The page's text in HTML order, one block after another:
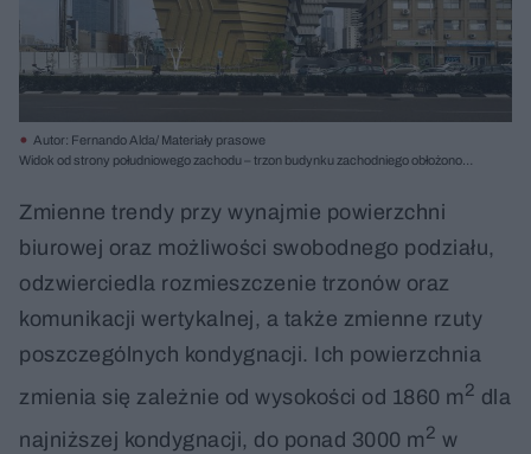
Autor: Fernando Alda/ Materiały prasowe
Widok od strony południowego zachodu – trzon budynku zachodniego obłożono
Zmienne trendy przy wynajmie powierzchni
biurowej oraz możliwości swobodnego podziału,
odzwierciedla rozmieszczenie trzonów oraz
komunikacji wertykalnej, a także zmienne rzuty
poszczególnych kondygnacji. Ich powierzchnia
zmienia się zależnie od wysokości od 1860 m2 dla
najniższej kondygnacji, do ponad 3000 m2 w